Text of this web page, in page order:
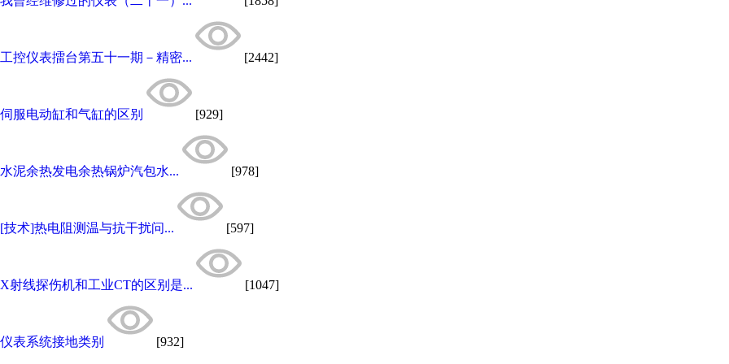
工控仪表擂台第五十一期－精密... [2442]
伺服电动缸和气缸的区别 [929]
水泥余热发电余热锅炉汽包水... [978]
[技术]热电阻测温与抗干扰问... [597]
X射线探伤机和工业CT的区别是... [1047]
仪表系统接地类别 [932]